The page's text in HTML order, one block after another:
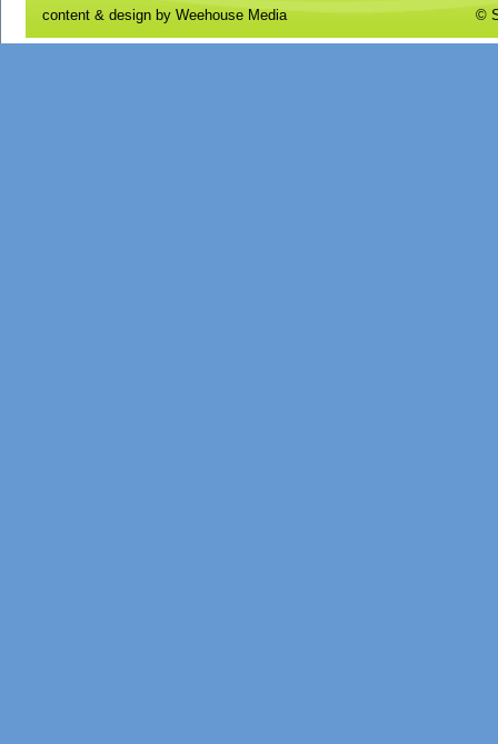
content & design by Weehouse Media ©